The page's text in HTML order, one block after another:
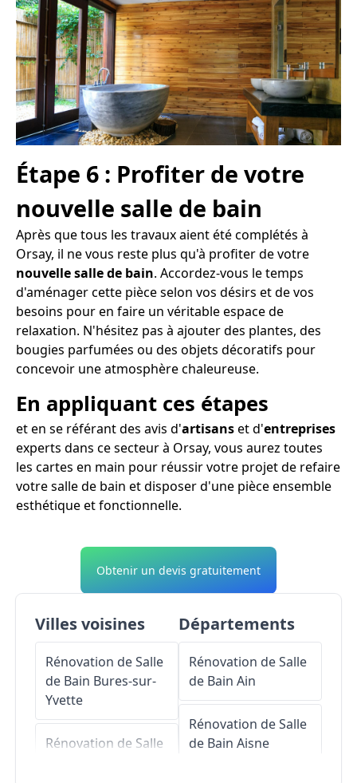
Étape 6 : Profiter de votre
nouvelle salle de bain
Après que tous les travaux aient été complétés à
Orsay, il ne vous reste plus qu'à profiter de votre
nouvelle salle de bain. Accordez-vous le temps
d'aménager cette pièce selon vos désirs et de vos
besoins pour en faire un véritable espace de
relaxation. N'hésitez pas à ajouter des plantes, des
bougies parfumées ou des objets décoratifs pour
concevoir une atmosphère chaleureuse.
En appliquant ces étapes
et en se référant des avis d'artisanset d'entreprises
experts dans ce secteur à Orsay, vous aurez toutes
les cartes en main pour réussir votre projet de refaire
votre salle de bain et disposer d'une pièce ensemble
esthétique et fonctionnelle.
Obtenir un devis gratuitement
Villes voisines
Rénovation de Salle
de Bain Bures-sur-
Yvette
Rénovation de Salle
Départements
Rénovation de Salle
de Bain Ain
Rénovation de Salle
de Bain Aisne